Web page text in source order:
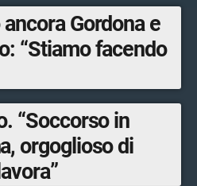
Gordona e
“Stiamo facendo
“Soccorso in
orgoglioso di